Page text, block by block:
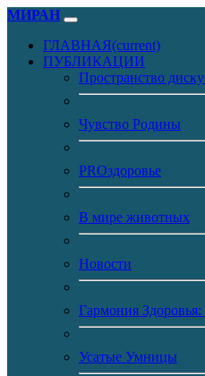
МИРАН
ГЛАВНАЯ(current)
ПУБЛИКАЦИИ
Пространство
Чувство Родины
PROздоровье
В мире животных
Новости
Гармония
Усатые Умницы